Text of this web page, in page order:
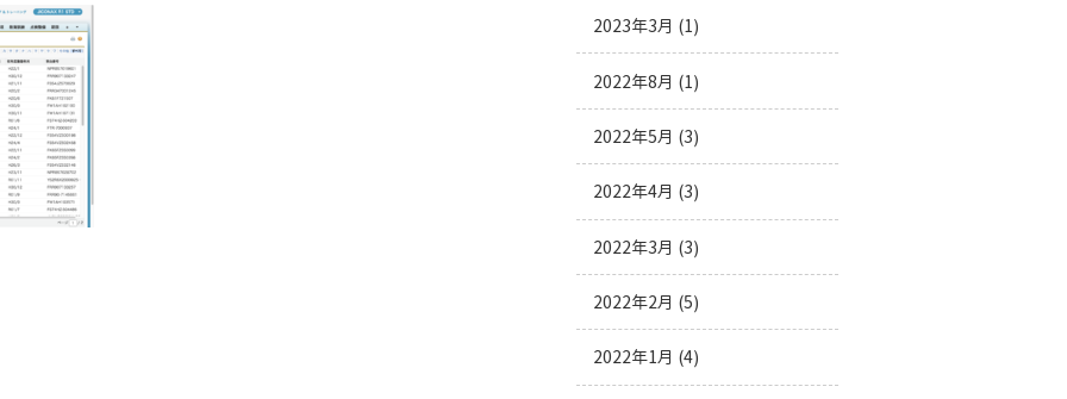
2023年3月 (1)
2022年8月 (1)
2022年5月 (3)
2022年4月 (3)
2022年3月 (3)
2022年2月 (5)
2022年1月 (4)